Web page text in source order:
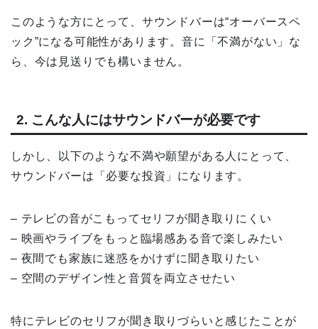
このような方にとって、サウンドバーは“オーバースペ
ック”になる可能性があります。音に「不満がない」な
ら、今は見送りでも構いません。
2. こんな人にはサウンドバーが必要です
しかし、以下のような不満や願望がある人にとって、
サウンドバーは「必要な投資」になります。
– テレビの音がこもってセリフが聞き取りにくい
– 映画やライブをもっと臨場感ある音で楽しみたい
– 夜間でも家族に迷惑をかけずに聞き取りたい
– 空間のデザイン性と音質を両立させたい
特にテレビのセリフが聞き取りづらいと感じたことが